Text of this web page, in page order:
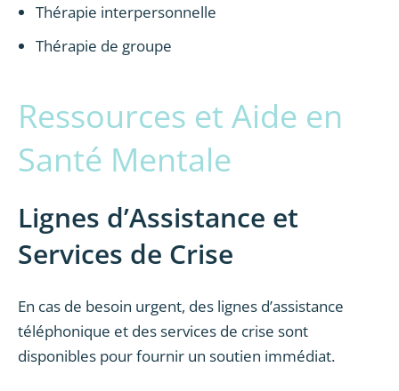
Thérapie interpersonnelle
Thérapie de groupe
Ressources et Aide en
Santé Mentale
Lignes d’Assistance et
Services de Crise
En cas de besoin urgent, des lignes d’assistance
téléphonique et des services de crise sont
disponibles pour fournir un soutien immédiat.